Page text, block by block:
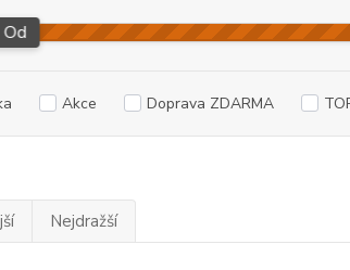
Od
Akce Doprava ZDARMA
Nejdražší